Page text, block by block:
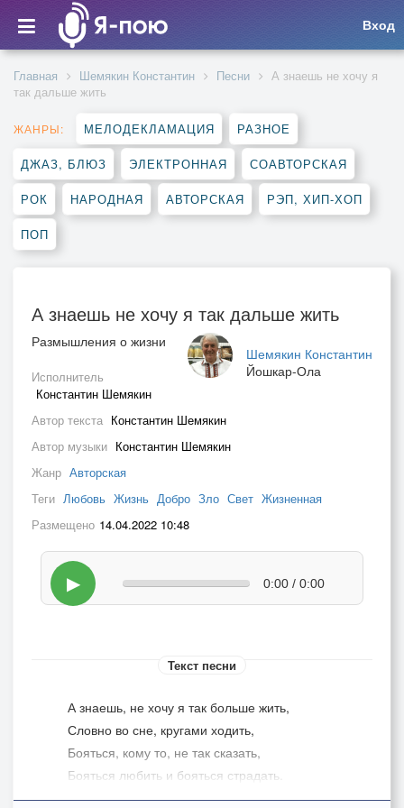
Вход
Главная Шемякин Константин Песни
А знаешь не хочу я
так дальше жить
ЖАНРЫ: МЕЛОДЕКЛАМАЦИЯ РАЗНОЕ
ДЖАЗ, БЛЮЗ ЭЛЕКТРОННАЯ СОАВТОРСКАЯ
РОК НАРОДНАЯ АВТОРСКАЯ РЭП, ХИП-ХОП
ПОП
А знаешь не хочу я так дальше жить
Шемякин Константин
Йошкар-Ола
Размышления о жизни
Исполнитель
Константин Шемякин
Автор текста Константин Шемякин
Автор музыки Константин Шемякин
Жанр Авторская
Теги Любовь Жизнь Добро Зло Свет Жизненная
Размещено 14.04.2022 10:48
▶ 0:00 / 0:00
Текст песни
А знаешь, не хочу я так больше жить,
Словно во сне, кругами ходить,
Бояться, кому то, не так сказать,
Бояться любить и бояться страдать.
Откладывать главное на потом,